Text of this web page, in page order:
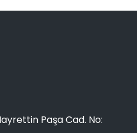
Paşa Cad. No: